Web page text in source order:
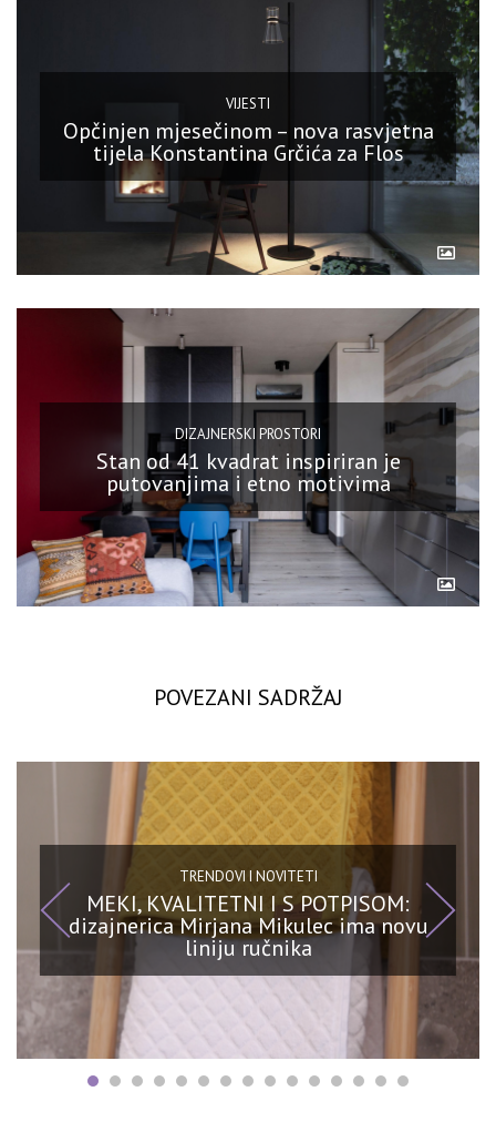
VIJESTI
Opčinjen mjesečinom – nova rasvjetna
tijela Konstantina Grčića za Flos
DIZAJNERSKI PROSTORI
Stan od 41 kvadrat inspiriran je
putovanjima i etno motivima
POVEZANI SADRŽAJ
TRENDOVI I NOVITETI
MEKI, KVALITETNI I S POTPISOM:
dizajnerica Mirjana Mikulec ima novu
liniju ručnika